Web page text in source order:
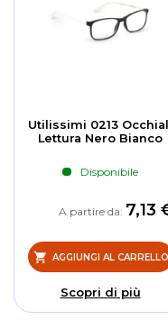
Utilissimi 0213
Lettura Nero Bianco
Disponibile
A partire da 7,13
AGGIUNGI AL CARRELLO
Scopri di più